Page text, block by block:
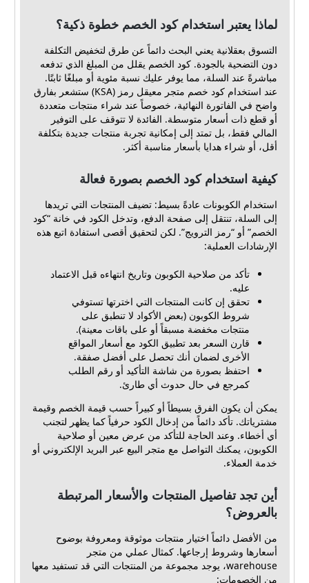
لماذا يعتبر استخدام كود الخصم خطوة ذكية؟
التسوق بعقلانية يعني البحث دائماً عن طرق لتخفيض التكلفة
دون التضحية بالجودة. كود الخصم يقلل من المبلغ الذي تدفعه
مباشرةً عند السلة، مما يوفر عليك نسبة مئوية أو مبلغًا ثابتًا.
عند استخدام كود خصم متجر معيقل رمز (KSA) ستشعر بفارق
واضح في الفاتورة النهائية، خصوصاً عند شراء منتجات متعددة
أو قطع ذات أسعار متوسطة. الفائدة لا تتوقف على التوفير
المالي فقط، بل تمتد إلى إمكانية تجربة منتجات جديدة بتكلفة
أقل، أو شراء هدايا بأسعار مناسبة أكثر.
كيفية استخدام كود الخصم بصورة فعالة
استخدام الكوبونات عادةً بسيط: تضيف المنتجات التي تريدها
إلى السلة، تنتقل إلى صفحة الدفع، وتدخل الكود في خانة “كود
الخصم” أو “رمز الترويج”. لكن لتحقيق أقصى استفادة اتبع هذه
الإرشادات العملية:
تأكد من صلاحية الكوبون وتاريخ انتهاءه قبل الاعتماد
عليه.
تحقق إن كانت المنتجات التي اخترتها تستوفي
شروط الكوبون (بعض الأكواد لا تنطبق على
منتجات مخفضة مسبقاً أو على باقات معينة).
قارن السعر بعد تطبيق الكود مع أسعار المواقع
الأخرى لضمان أنك تحصل على أفضل صفقة.
احتفظ بصورة من شاشة التأكيد أو رقم الطلب
كمرجع في حال حدوث أي طارئ.
يمكن أن يكون الفرق بسيطاً أو كبيراً حسب قيمة الخصم وقيمة
مشترياتك. تأكد دائماً من إدخال الكود حرفياً كما يظهر لتجنب
أي أخطاء. وعند الحاجة للتأكد من عرض معين أو صلاحية
الكوبون، يمكنك التواصل مع متجر البيع عبر البريد الإلكتروني أو
خدمة العملاء.
أين تجد تفاصيل المنتجات والأسعار المرتبطة
بالعروض؟
من الأفضل دائماً اختيار منتجات موثوقة ومعروفة بوضوح
أسعارها وشروط إرجاعها. كمثال عملي من متجر
warehouse، يوجد مجموعة من المنتجات التي قد تستفيد معها
من الخصومات: